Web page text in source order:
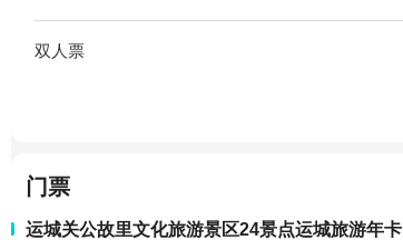
双人票
门票
运城关公故里文化旅游景区24景点运城旅游年卡